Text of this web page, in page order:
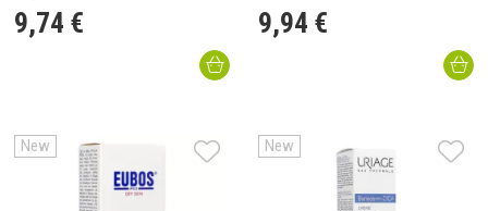
9,74 € 9,94 €
New New